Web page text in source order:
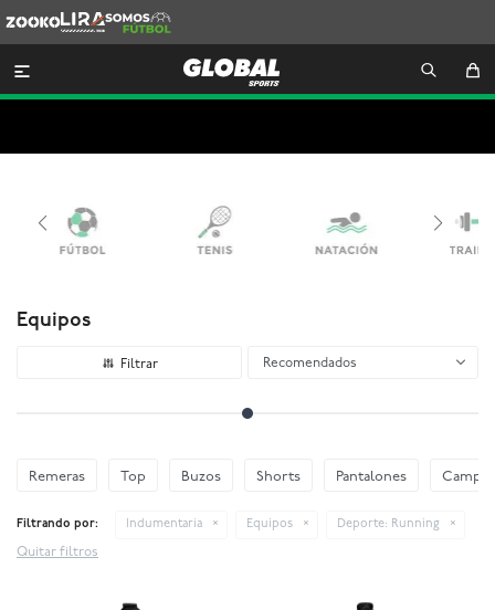
Lira
Somos
Futbol

Equipos
Recomendados
Remeras Top Buzos Shorts Pantalones
Filtrando por: Indumentaria Equipos Deporte: Running
Quitar filtros